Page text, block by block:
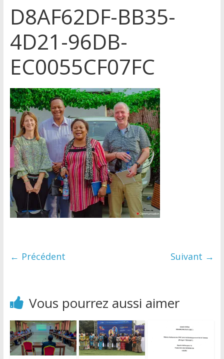
D8AF62DF-BB35-
4D21-96DB-
EC0055CF07FC
← Précédent Suivant →
Vous pourrez aussi aimer